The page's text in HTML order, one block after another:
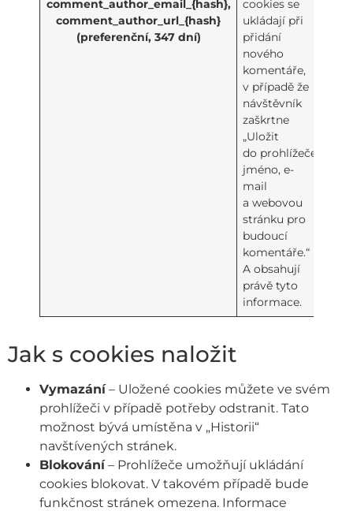
comment_author_email_{hash},
comment_author_url_{hash}
(preferenční, 347 dní)
cookies se
ukládají při
přidání
nového
komentáře,
v případě že
návštěvník
zaškrtne
„Uložit
do prohlížeče
jméno, e-
mail
a webovou
stránku pro
budoucí
komentáře.“
A obsahují
právě tyto
informace.
Jak s cookies naložit
Vymazání– Uložené cookies můžete ve svém
prohlížeči v případě potřeby odstranit. Tato
možnost bývá umístěna v „Historii“
navštívených stránek.
Blokování– Prohlížeče umožňují ukládání
cookies blokovat. V takovém případě bude
funkčnost stránek omezena. Informace